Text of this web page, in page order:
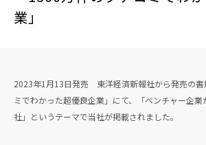
Future
業」
2023年1月13日発売 東洋経済新報社から発売の書
ミでわかった超優良企業」にて、「ベンチャー企
社」というテーマで当社が掲載されました。